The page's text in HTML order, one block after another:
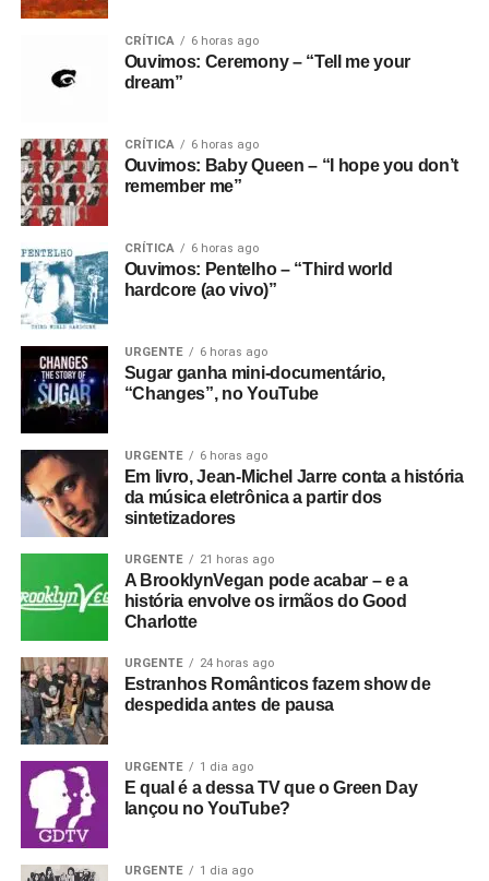
CRÍTICA 6 horas ago
Ouvimos: Ceremony – “Tell me your
dream”
CRÍTICA 6 horas ago
Ouvimos: Baby Queen – “I hope you don’t
remember me”
CRÍTICA 6 horas ago
Ouvimos: Pentelho – “Third world
hardcore (ao vivo)”
URGENTE 6 horas ago
Sugar ganha mini-documentário,
“Changes”, no YouTube
URGENTE 6 horas ago
Em livro, Jean-Michel Jarre conta a história
da música eletrônica a partir dos
sintetizadores
URGENTE 21 horas ago
A BrooklynVegan pode acabar – e a
história envolve os irmãos do Good
Charlotte
URGENTE 24 horas ago
Estranhos Românticos fazem show de
despedida antes de pausa
URGENTE 1 dia ago
E qual é a dessa TV que o Green Day
lançou no YouTube?
URGENTE 1 dia ago